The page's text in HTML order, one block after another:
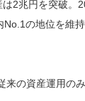
2兆円を突破。
の地位を維
来の資産運用の